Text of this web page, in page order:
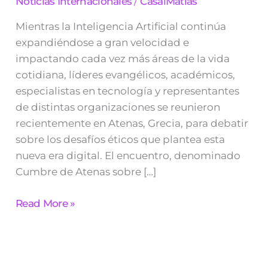
Mientras la Inteligencia Artificial continúa
expandiéndose a gran velocidad e
impactando cada vez más áreas de la vida
cotidiana, líderes evangélicos, académicos,
especialistas en tecnología y representantes
de distintas organizaciones se reunieron
recientemente en Atenas, Grecia, para debatir
sobre los desafíos éticos que plantea esta
nueva era digital. El encuentro, denominado
Cumbre de Atenas sobre […]
Read More »